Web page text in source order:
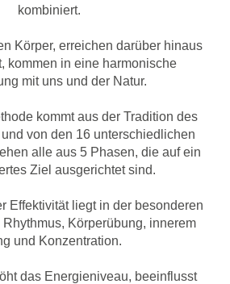
kombiniert.
Körper, erreichen darüber hinaus
kommen in eine harmonische
mit uns und der Natur.
kommt aus der Tradition des
von den 16 unterschiedlichen
alle aus 5 Phasen, die auf ein
Ziel ausgerichtet sind.
Effektivität liegt in der besonderen
Körperübung, innerem
und Konzentration.
das Energieniveau, beeinflusst